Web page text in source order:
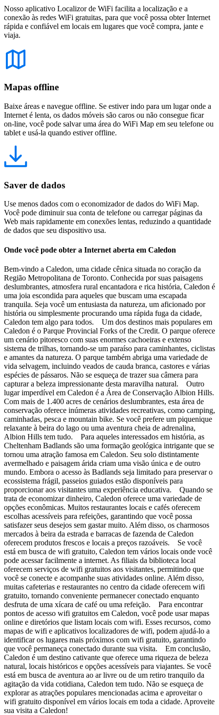
Nosso aplicativo Localizor de WiFi facilita a localização e a
conexão às redes WiFi gratuitas, para que você possa obter Internet
rápida e confiável em locais em lugares que você compra, jante e
viaja.
Mapas offline
Baixe áreas e navegue offline. Se estiver indo para um lugar onde a
Internet é lenta, os dados móveis são caros ou não consegue ficar
on-line, você pode salvar uma área do WiFi Map em seu telefone ou
tablet e usá-la quando estiver offline.
Saver de dados
Use menos dados com o economizador de dados do WiFi Map.
Você pode diminuir sua conta de telefone ou carregar páginas da
Web mais rapidamente em conexões lentas, reduzindo a quantidade
de dados que seu dispositivo usa.
Onde você pode obter a Internet aberta em Caledon
Bem-vindo a Caledon, uma cidade cênica situada no coração da
Região Metropolitana de Toronto. Conhecida por suas paisagens
deslumbrantes, atmosfera rural encantadora e rica história, Caledon é
uma joia escondida para aqueles que buscam uma escapada
tranquila. Seja você um entusiasta da natureza, um aficionado por
história ou simplesmente procurando uma rápida fuga da cidade,
Caledon tem algo para todos. Um dos destinos mais populares em
Caledon é o Parque Provincial Forks of the Credit. O parque oferece
um cenário pitoresco com suas enormes cachoeiras e extenso
sistema de trilhas, tornando-se um paraíso para caminhantes, ciclistas
e amantes da natureza. O parque também abriga uma variedade de
vida selvagem, incluindo veados de cauda branca, castores e várias
espécies de pássaros. Não se esqueça de trazer sua câmera para
capturar a beleza impressionante desta maravilha natural. Outro
lugar imperdível em Caledon é a Área de Conservação Albion Hills.
Com mais de 1.400 acres de cenários deslumbrantes, esta área de
conservação oferece inúmeras atividades recreativas, como camping,
caminhadas, pesca e mountain bike. Se você prefere um piquenique
relaxante à beira do lago ou uma aventura cheia de adrenalina,
Albion Hills tem tudo. Para aqueles interessados em história, as
Cheltenham Badlands são uma formação geológica intrigante que se
tornou uma atração famosa em Caledon. Seu solo distintamente
avermelhado e paisagem árida criam uma visão única e de outro
mundo. Embora o acesso às Badlands seja limitado para preservar o
ecossistema frágil, passeios guiados estão disponíveis para
proporcionar aos visitantes uma experiência educativa. Quando se
trata de economizar dinheiro, Caledon oferece uma variedade de
opções econômicas. Muitos restaurantes locais e cafés oferecem
escolhas acessíveis para refeições, garantindo que você possa
satisfazer seus desejos sem gastar muito. Além disso, os charmosos
mercados à beira da estrada e barracas de fazenda de Caledon
oferecem produtos frescos e locais a preços razoáveis. Se você
está em busca de wifi gratuito, Caledon tem vários locais onde você
pode acessar facilmente a internet. As filiais da biblioteca local
oferecem serviços de wifi gratuitos aos visitantes, permitindo que
você se conecte e acompanhe suas atividades online. Além disso,
muitas cafeterias e restaurantes no centro da cidade oferecem wifi
gratuito, tornando conveniente permanecer conectado enquanto
desfruta de uma xícara de café ou uma refeição. Para encontrar
pontos de acesso wifi gratuitos em Caledon, você pode usar mapas
online e diretórios que listam locais com wifi. Esses recursos, como
mapas de wifi e aplicativos localizadores de wifi, podem ajudá-lo a
identificar os lugares mais próximos com wifi gratuito, garantindo
que você permaneça conectado durante sua visita. Em conclusão,
Caledon é um destino cativante que oferece uma riqueza de beleza
natural, locais históricos e opções acessíveis para viajantes. Se você
está em busca de aventura ao ar livre ou de um retiro tranquilo da
agitação da vida cotidiana, Caledon tem tudo. Não se esqueça de
explorar as atrações populares mencionadas acima e aproveitar o
wifi gratuito disponível em vários locais em toda a cidade. Aproveite
sua visita a Caledon!